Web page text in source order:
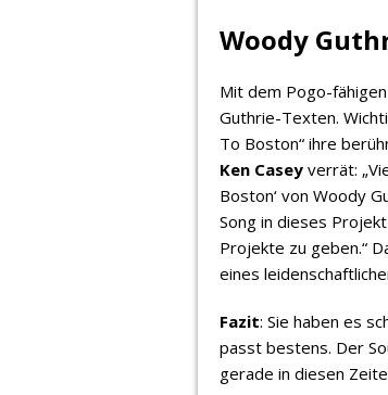
Woody
Mit dem Pogo-
Guthrie-Texten.
To Boston“ ihre
Ken Casey verrät:
Boston‘ von Woody
Song in dieses
Projekte zu geben.“
eines
Fazit: Sie haben es
passt bestens. Der
gerade in diesen